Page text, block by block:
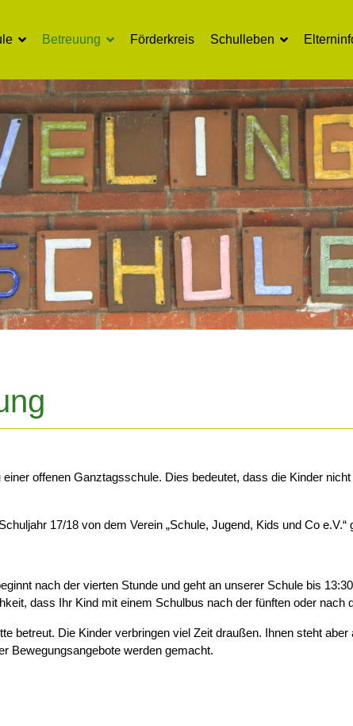
Betreuung Förderkreis Schulleben
offenen Ganztagsschule. Dies bedeutet, dass die Kinder
17/18 von dem Verein „Schule, Jugend, Kids und Co e.V.“
nach der vierten Stunde und geht an unserer Schule bis
dass Ihr Kind mit einem Schulbus nach der fünften oder
betreut. Die Kinder verbringen viel Zeit draußen. Ihnen steht
Bewegungsangebote werden gemacht.